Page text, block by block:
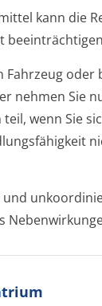
kann die
Fahrzeug oder
nehmen Sie
wenn Sie
und